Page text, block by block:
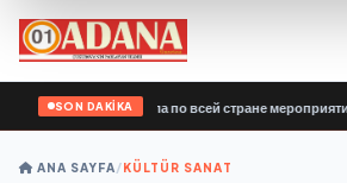
SON DAKİKA
России» провела по всей стране мероприятия
ANA SAYFA/KÜLTÜR SANAT